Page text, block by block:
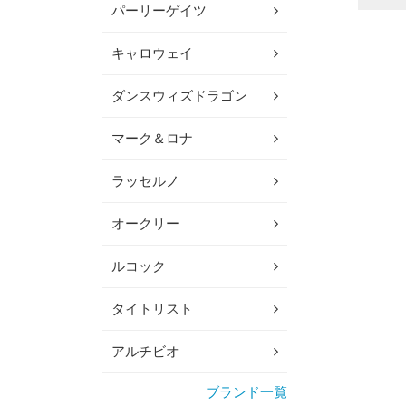
パーリーゲイツ
キャロウェイ
ダンスウィズドラゴン
マーク＆ロナ
ラッセルノ
オークリー
ルコック
タイトリスト
アルチビオ
ブランド一覧